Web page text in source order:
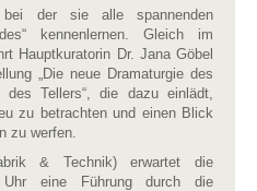
bei der sie alle spannenden
kennenlernen. Gleich im
Hauptkuratorin Dr. Jana Göbel
„Die neue Dramaturgie des
Tellers“, die dazu einlädt,
zu betrachten und einen Blick
zu werfen.
& Technik) erwartet die
eine Führung durch die